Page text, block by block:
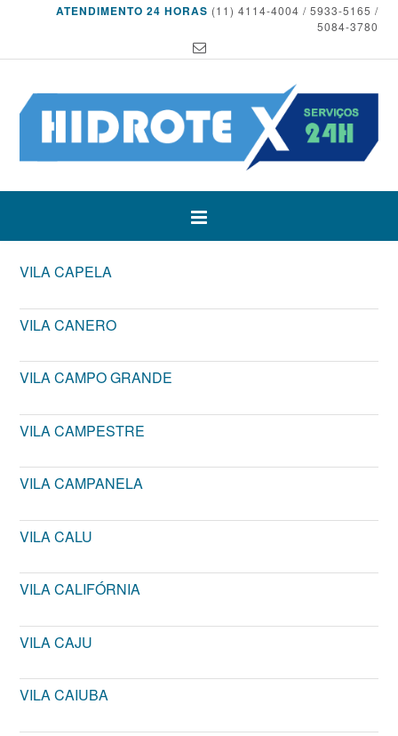
ATENDIMENTO 24 HORAS (11) 4114-4004 / 5933-5165 /
5084-3780
VILA CAPELA
VILA CANERO
VILA CAMPO GRANDE
VILA CAMPESTRE
VILA CAMPANELA
VILA CALU
VILA CALIFÓRNIA
VILA CAJU
VILA CAIUBA